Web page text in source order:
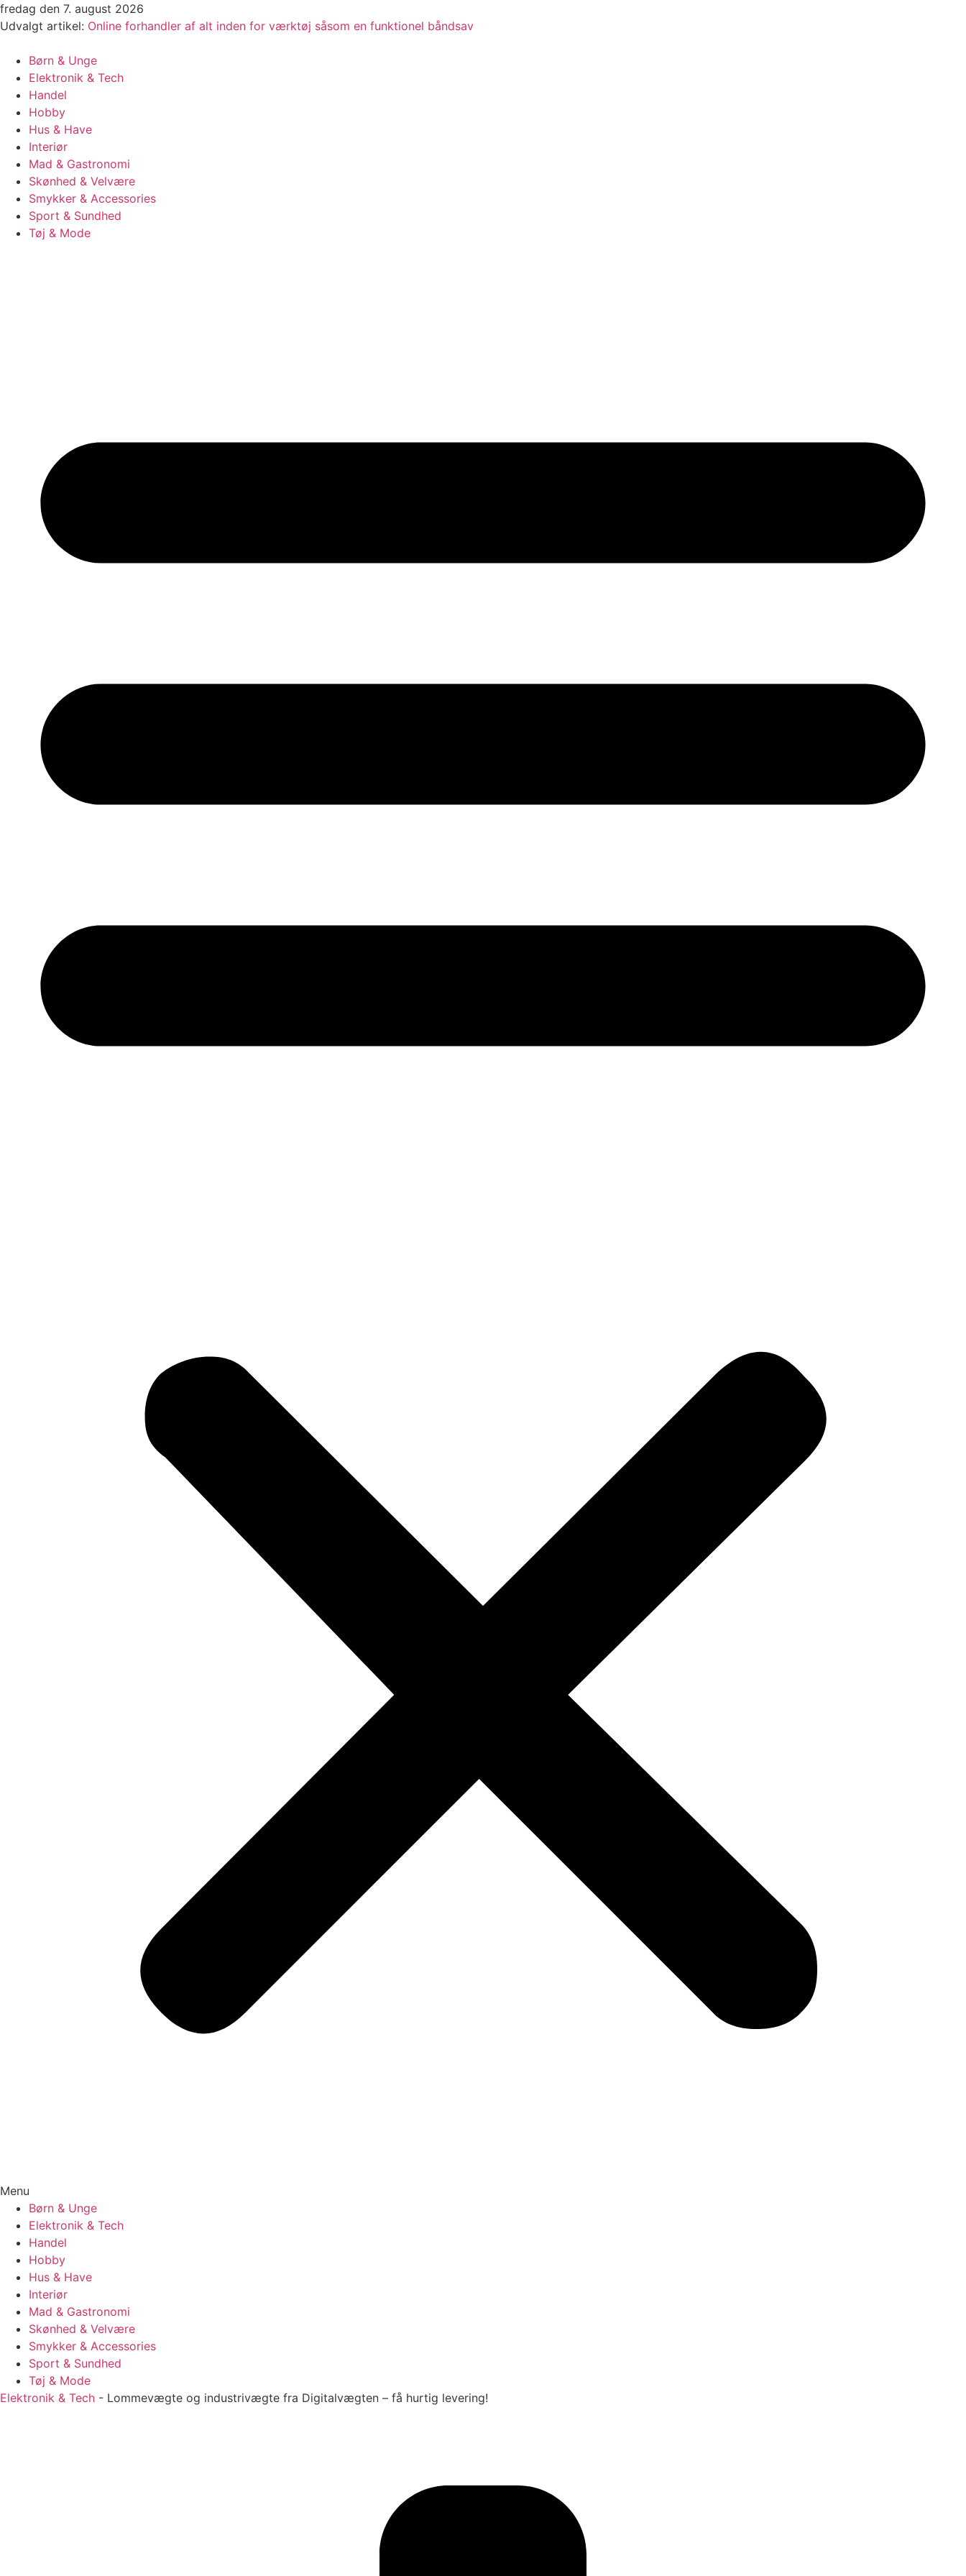
Videre
til
fredag den 7. august 2026
Udvalgt artikel: Online forhandler af alt inden for værktøj såsom en funktionel båndsav
Børn & Unge
Elektronik & Tech
Handel
Hobby
Hus & Have
Interiør
Mad & Gastronomi
Skønhed & Velvære
Smykker & Accessories
Sport & Sundhed
Tøj & Mode
Menu
Børn & Unge
Elektronik & Tech
Handel
Hobby
Hus & Have
Interiør
Mad & Gastronomi
Skønhed & Velvære
Smykker & Accessories
Sport & Sundhed
Tøj & Mode
Elektronik & Tech - Lommevægte og industrivægte fra Digitalvægten – få hurtig levering!